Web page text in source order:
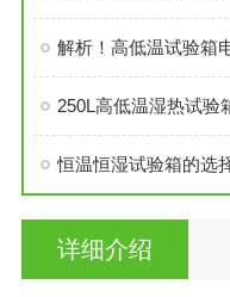
解析！高低温试验箱
250L高低温湿热试验
恒温恒湿试验箱的选
详细介绍